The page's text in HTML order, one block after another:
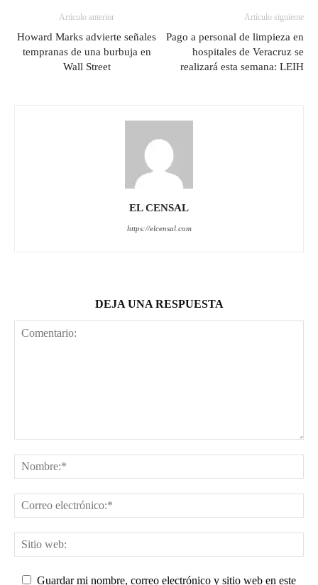
Artículo anterior
Howard Marks advierte señales
tempranas de una burbuja en
Wall Street
Artículo siguiente
Pago a personal de limpieza en
hospitales de Veracruz se
realizará esta semana: LEIH
EL CENSAL
https://elcensal.com
DEJA UNA RESPUESTA
Guardar mi nombre, correo electrónico y sitio web en este